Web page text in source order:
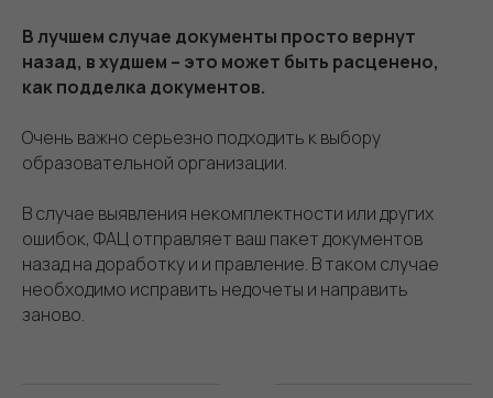
В лучшем случае документы просто вернут
назад, в худшем – это может быть расценено,
как подделка документов.
Очень важно серьезно подходить к выбору
образовательной организации.
В случае выявления некомплектности или других
ошибок, ФАЦ отправляет ваш пакет документов
назад на доработку и и правление. В таком случае
необходимо исправить недочеты и направить
заново.